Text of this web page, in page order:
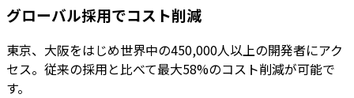
グローバル採用でコスト削減
東京、大阪をはじめ世界中の450,000人以上の開発者にアク
セス。従来の採用と比べて最大58%のコスト削減が可能で
す。